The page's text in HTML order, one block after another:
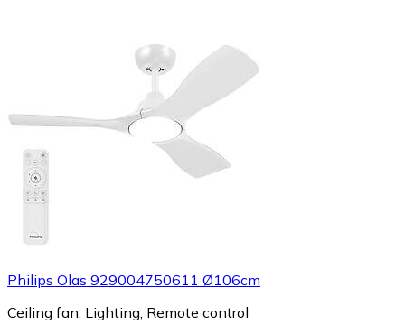
Philips Olas 929004750611 Ø106cm
Ceiling fan, Lighting, Remote control